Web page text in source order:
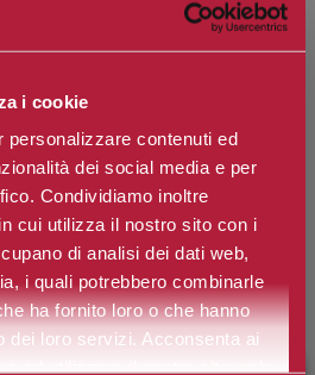
i cookie
personalizzare contenuti ed
dei social media e per
Condividiamo inoltre
cui utilizza il nostro sito con i
di analisi dei dati web,
i quali potrebbero combinarle
ha fornito loro o che hanno
dei loro servizi. Acconsenta ai
ad utilizzare il nostro sito web.
Regolamento
per questo prodotto
e se il colore potesse svelare la